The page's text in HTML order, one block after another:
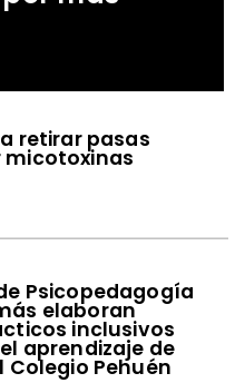
retirar pasas
micotoxinas
Psicopedagogía
elaboran
inclusivos
aprendizaje de
Colegio Pehuén